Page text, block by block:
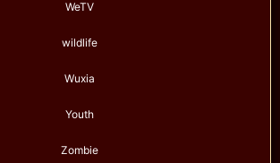
WeTV
wildlife
Wuxia
Youth
Zombie